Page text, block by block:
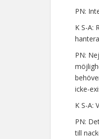
PN:
K S-A:
PN:
icke-
K S-A:
PN:
till